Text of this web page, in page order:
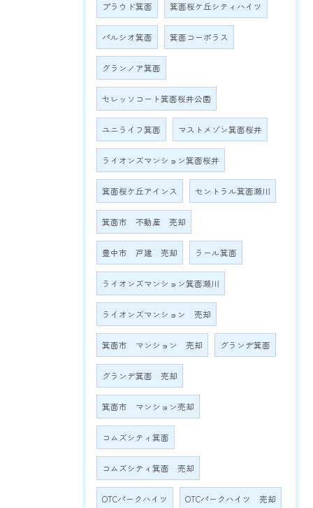
プラウド箕面 箕面桜ケ丘シティハイツ
パルシオ箕面 箕面コーポラス
グランノア箕面
セレッソコート箕面桜井公園
ユニライフ箕面 マストメゾン箕面桜井
ライオンズマンション箕面桜井
箕面桜ケ丘アインス セントラル箕面瀬川
箕面市 不動産 売却
豊中市 戸建 売却 ラール箕面
ライオンズマンション箕面瀬川
ライオンズマンション 売却
箕面市 マンション 売却 グランデ箕面
グランデ箕面 売却
箕面市 マンション売却
コムズシティ箕面
コムズシティ箕面 売却
OTCパークハイツ OTCパークハイツ 売却